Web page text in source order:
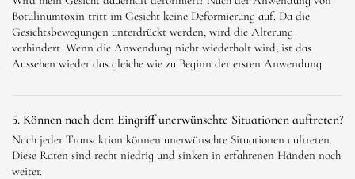
Botulinumtoxin tritt im Gesicht keine Deformierung auf. Da die
Gesichtsbewegungen unterdrückt werden, wird die Alterung
verhindert. Wenn die Anwendung nicht wiederholt wird, ist das
Aussehen wieder das gleiche wie zu Beginn der ersten Anwendung.
5. Können nach dem Eingriff unerwünschte Situationen auftreten?
Nach jeder Transaktion können unerwünschte Situationen auftreten.
Diese Raten sind recht niedrig und sinken in erfahrenen Händen noch
weiter.